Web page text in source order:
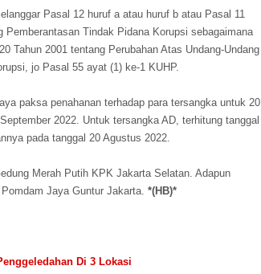
Pasal 12 huruf a atau huruf b atau Pasal 11
Pemberantasan Tindak Pidana Korupsi sebagaimana
Tahun 2001 tentang Perubahan Atas Undang-Undang
jo Pasal 55 ayat (1) ke-1 KUHP.
paksa penahanan terhadap para tersangka untuk 20
2022. Untuk tersangka AD, terhitung tanggal
pada tanggal 20 Agustus 2022.
Merah Putih KPK Jakarta Selatan. Adapun
Jaya Guntur Jakarta. *(HB)*
Di 3 Lokasi